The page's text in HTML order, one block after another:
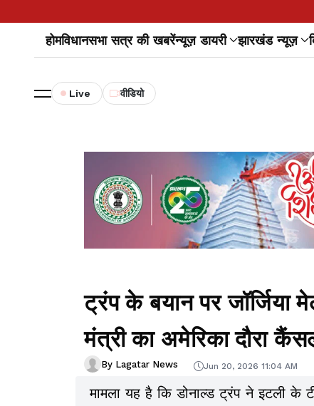
होमविधानसभा सत्र की खबरेंन्यूज़ डायरी झारखंड न्यूज़
Live वीडियो
ट्रंप के बयान पर
मंत्री का अमेरिका दौरा
By Lagatar News Jun 20, 2026 11:04 AM
मामला यह है कि डोनाल्ड ट्रंप ने इटली के